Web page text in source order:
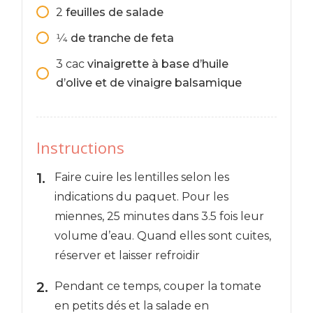
2 feuilles de salade
1⁄4 de tranche de feta
3 cac vinaigrette à base d’huile
d’olive et de vinaigre balsamique
Instructions
Faire cuire les lentilles selon les
indications du paquet. Pour les
miennes, 25 minutes dans 3.5 fois leur
volume d’eau. Quand elles sont cuites,
réserver et laisser refroidir
Pendant ce temps, couper la tomate
en petits dés et la salade en